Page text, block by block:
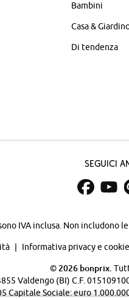
Bambini
Casa &
Di tendenza
Seguici
IVA inclusa. Non includono
Informativa privacy e cookie
© 2026 bonprix.
Valdengo (BI) C.F.
Capitale Sociale: euro